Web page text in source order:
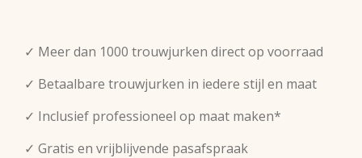
✓ Meer dan 1000 trouwjurken direct op voorraad
✓ Betaalbare trouwjurken in iedere stijl en maat
✓ Inclusief professioneel op maat maken*
✓ Gratis en vrijblijvende pasafspraak